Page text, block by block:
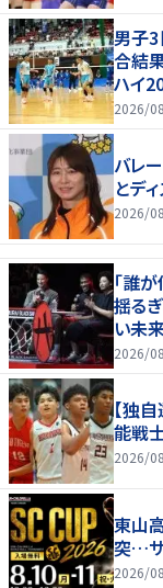
男子3
合結
ハイ
2026/
バレ
とデ
2026/
「誰
揺る
い未
2026/
【独
能戦
2026/
東山
突…サ
2026/